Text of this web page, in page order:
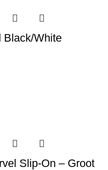
Black/White
Slip-On – Groot